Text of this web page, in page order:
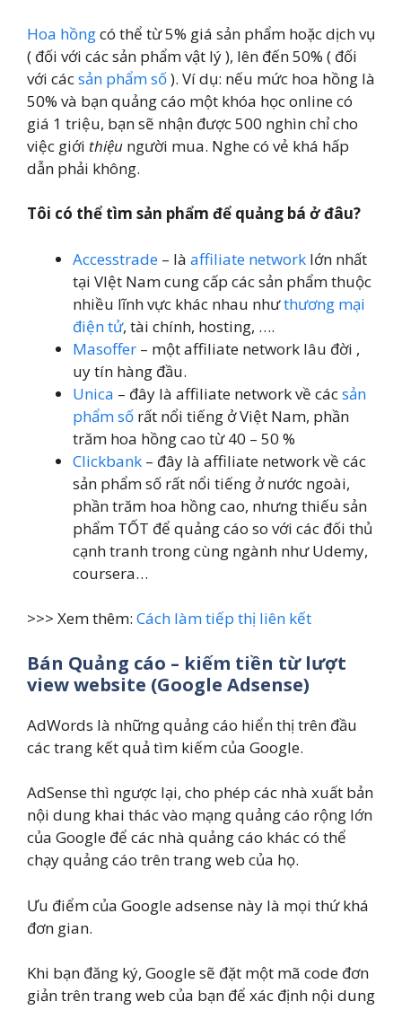
Hoa hồngcó thể từ 5% giá sản phẩm hoặc dịch vụ
( đối với các sản phẩm vật lý ), lên đến 50% ( đối
với cácsản phẩm số). Ví dụ: nếu mức hoa hồng là
50% và bạn quảng cáo một khóa học online có
giá 1 triệu, bạn sẽ nhận được 500 nghìn chỉ cho
việc giới thiệu người mua. Nghe có vẻ khá hấp
dẫn phải không.
Tôi có thể tìm sản phẩm để quảng bá ở đâu?
Accesstrade – là affiliate network lớn nhất
tại VIệt Nam cung cấp các sản phẩm thuộc
nhiều lĩnh vực khác nhau nhưthương mại
điện tử, tài chính, hosting, ….
Masoffer – một affiliate network lâu đời ,
uy tín hàng đầu.
Unica – đây là affiliate network về cácsản
phẩm số rất nổi tiếng ở Việt Nam, phần
trăm hoa hồng cao từ 40 – 50 %
Clickbank – đây là affiliate network về các
sản phẩm số rất nổi tiếng ở nước ngoài,
phần trăm hoa hồng cao, nhưng thiếu sản
phẩm TỐT để quảng cáo so với các đối thủ
cạnh tranh trong cùng ngành như Udemy,
coursera…
>>> Xem thêm: Cách làm tiếp thị liên kết
Bán Quảng cáo – kiếm tiền từ lượt
view website (Google Adsense)
AdWords là những quảng cáo hiển thị trên đầu
các trang kết quả tìm kiếm của Google.
AdSense thì ngược lại, cho phép các nhà xuất bản
nội dung khai thác vào mạng quảng cáo rộng lớn
của Google để các nhà quảng cáo khác có thể
chạy quảng cáo trên trang web của họ.
Ưu điểm của Google adsense này là mọi thứ khá
đơn gian.
Khi bạn đăng ký, Google sẽ đặt một mã code đơn
giản trên trang web của bạn để xác định nội dung